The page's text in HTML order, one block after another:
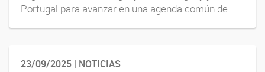
Portugal para avanzar en una agenda común de...
23/09/2025 | NOTICIAS